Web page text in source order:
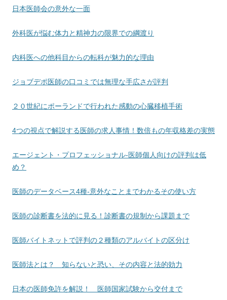
日本医師会の意外な一面
外科医が悩む体力と精神力の限界での綱渡り
内科医への他科目からの転科が魅力的な理由
ジョブデポ医師の口コミでは無理な手広さが評判
２０世紀にポーランドで行われた感動の心臓移植手術
4つの視点で解説する医師の求人事情！数倍もの年収格差の実態
エージェント・プロフェッショナル-医師個人向けの評判は低
め？
医師のデータベース4種-意外なことまでわかるその使い方
医師の診断書を法的に見る！診断書の規制から課題まで
医師バイトネットで評判の２種類のアルバイトの区分け
医師法とは？ 知らないと恐い、その内容と法的効力
日本の医師免許を解説！ 医師国家試験から交付まで